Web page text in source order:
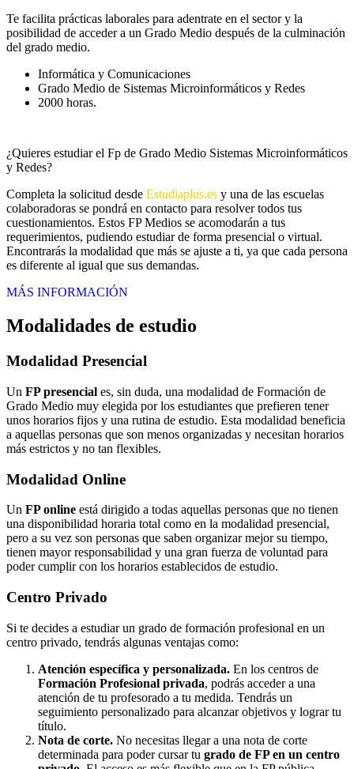
Te facilita prácticas laborales para adentrate en el sector y la
posibilidad de acceder a un Grado Medio después de la culminación
del grado medio.
Informática y Comunicaciones
Grado Medio de Sistemas Microinformáticos y Redes
2000 horas.
¿Quieres estudiar el Fp de Grado Medio Sistemas Microinformáticos
y Redes?
Completa la solicitud desde Estudiaplus.es y una de las escuelas
colaboradoras se pondrá en contacto para resolver todos tus
cuestionamientos. Estos FP Medios se acomodarán a tus
requerimientos, pudiendo estudiar de forma presencial o virtual.
Encontrarás la modalidad que más se ajuste a ti, ya que cada persona
es diferente al igual que sus demandas.
MÁS INFORMACIÓN
Modalidades de estudio
Modalidad Presencial
Un FP presencial es, sin duda, una modalidad de Formación de
Grado Medio muy elegida por los estudiantes que prefieren tener
unos horarios fijos y una rutina de estudio. Esta modalidad beneficia
a aquellas personas que son menos organizadas y necesitan horarios
más estrictos y no tan flexibles.
Modalidad Online
Un FP online está dirigido a todas aquellas personas que no tienen
una disponibilidad horaria total como en la modalidad presencial,
pero a su vez son personas que saben organizar mejor su tiempo,
tienen mayor responsabilidad y una gran fuerza de voluntad para
poder cumplir con los horarios establecidos de estudio.
Centro Privado
Si te decides a estudiar un grado de formación profesional en un
centro privado, tendrás algunas ventajas como:
Atención específica y personalizada. En los centros de
Formación Profesional privada, podrás acceder a una
atención de tu profesorado a tu medida. Tendrás un
seguimiento personalizado para alcanzar objetivos y lograr tu
título.
Nota de corte. No necesitas llegar a una nota de corte
determinada para poder cursar tu grado de FP en un centro